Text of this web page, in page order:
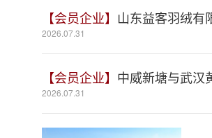
【会员企业】 山东益客羽绒有
2026.07.31
【会员企业】 中威新塘与武汉
2026.07.31